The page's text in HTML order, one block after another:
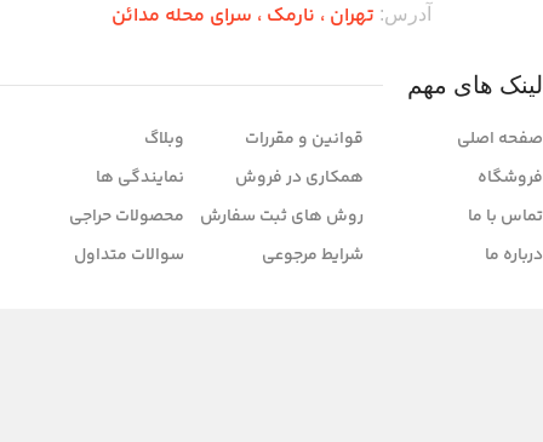
آدرس: تهران ،‌ نارمک ، سرای محله مدائن
لینک های مهم
صفحه اصلی
فروشگاه
تماس با ما
درباره ما
قوانین و مقررات
همکاری در فروش
روش های ثبت سفارش
شرایط مرجوعی
وبلاگ
نمایندگی ها
محصولات حراجی
سوالات متداول